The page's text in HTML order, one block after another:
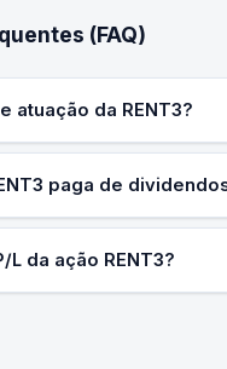
(FAQ)
atuação da RENT3?
paga de
L da ação RENT3?